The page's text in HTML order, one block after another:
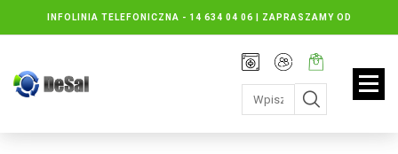
INFOLINIA TELEFONICZNA - 14 634 04 06 | ZAPRASZAMY OD
PONIEDZIAŁKU DO PIĄTKU : 8.30 DO 16.30, SOBOTY: 8.30 DO 13.00
Rejestracja
Moje
konto
Twój
koszyk:
jest
pusty